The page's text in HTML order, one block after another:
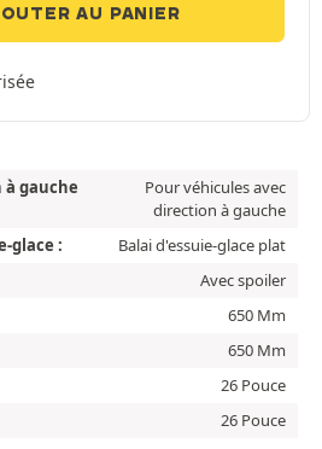
AU PANIER
gauche
Pour véhicules avec
direction à gauche
glace :
Balai d'essuie-glace plat
Avec spoiler
650 Mm
650 Mm
26 Pouce
26 Pouce